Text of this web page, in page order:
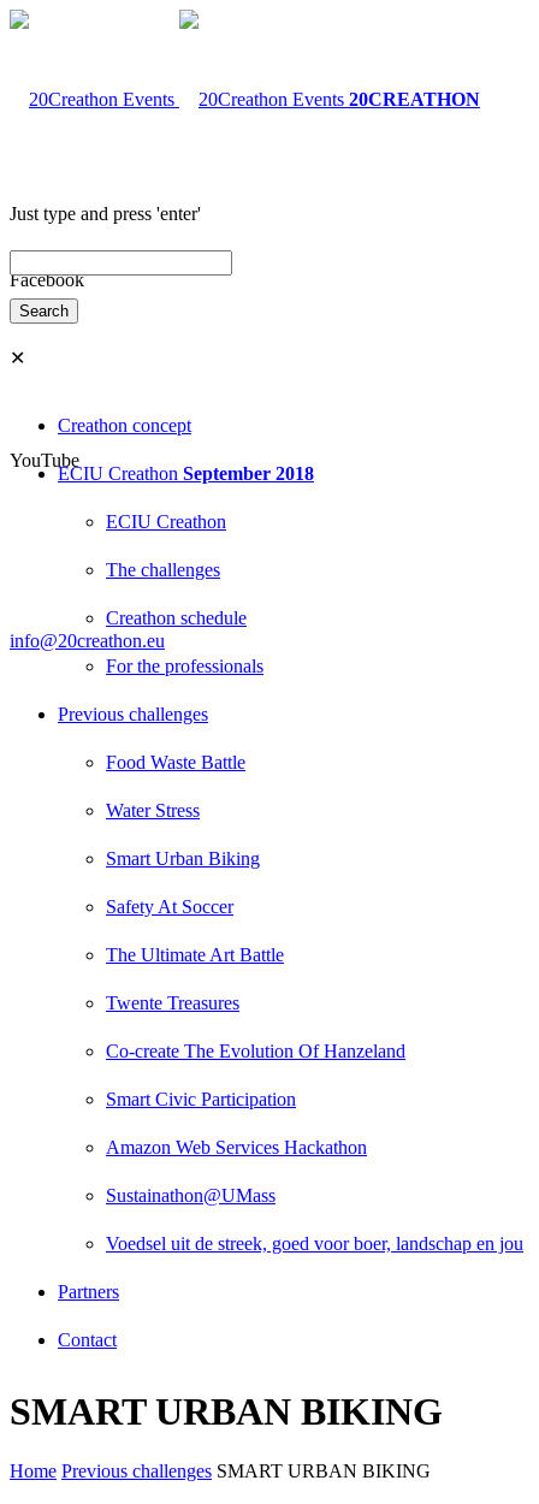
20CREATHON
Facebook
YouTube
info@20creathon.eu
Just type and press 'enter'
✕
Creathon concept
ECIU Creathon September 2018
ECIU Creathon
The challenges
Creathon schedule
For the professionals
Previous challenges
Food Waste Battle
Water Stress
Smart Urban Biking
Safety At Soccer
The Ultimate Art Battle
Twente Treasures
Co-create The Evolution Of Hanzeland
Smart Civic Participation
Amazon Web Services Hackathon
Sustainathon@UMass
Voedsel uit de streek, goed voor boer, landschap en jou
Partners
Contact
SMART URBAN BIKING
Home Previous challenges SMART URBAN BIKING